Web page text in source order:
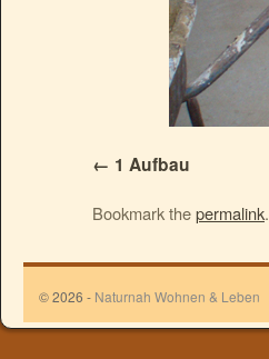
1 Aufbau
Bookmark thepermalink.
© 2026 - Naturnah Wohnen & Leben